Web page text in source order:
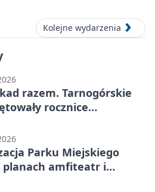
Kolejne wydarzenia
razem. Tarnogórskie
rocznice
Parku Miejskiego
planach amfiteatr i